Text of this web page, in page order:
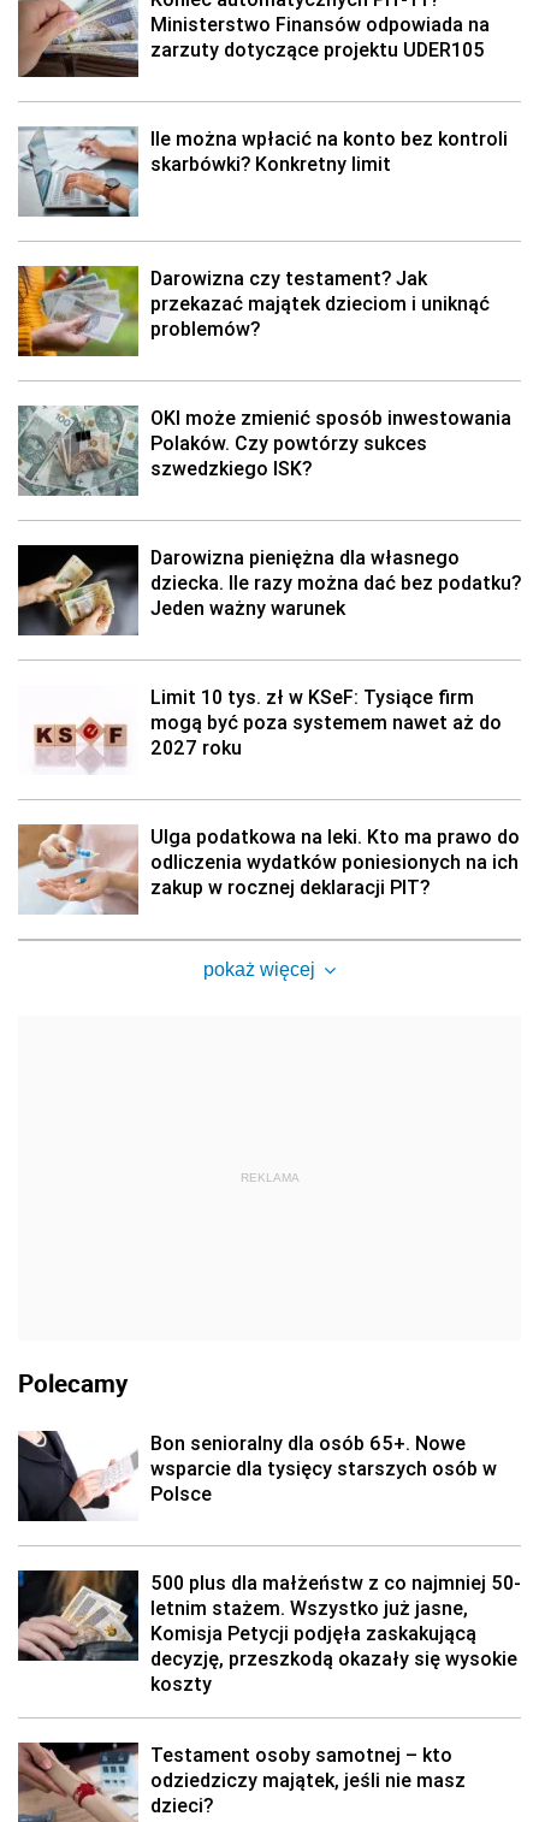
Ministerstwo Finansów odpowiada na
zarzuty dotyczące projektu UDER105
Ile można wpłacić na konto bez kontroli
skarbówki? Konkretny limit
Darowizna czy testament? Jak
przekazać majątek dzieciom i uniknąć
problemów?
OKI może zmienić sposób inwestowania
Polaków. Czy powtórzy sukces
szwedzkiego ISK?
Darowizna pieniężna dla własnego
dziecka. Ile razy można dać bez podatku?
Jeden ważny warunek
Limit 10 tys. zł w KSeF: Tysiące firm
mogą być poza systemem nawet aż do
2027 roku
Ulga podatkowa na leki. Kto ma prawo do
odliczenia wydatków poniesionych na ich
zakup w rocznej deklaracji PIT?
pokaż więcej
REKLAMA
Polecamy
Bon senioralny dla osób 65+. Nowe
wsparcie dla tysięcy starszych osób w
Polsce
500 plus dla małżeństw z co najmniej 50-
letnim stażem. Wszystko już jasne,
Komisja Petycji podjęła zaskakującą
decyzję, przeszkodą okazały się wysokie
koszty
Testament osoby samotnej – kto
odziedziczy majątek, jeśli nie masz
dzieci?